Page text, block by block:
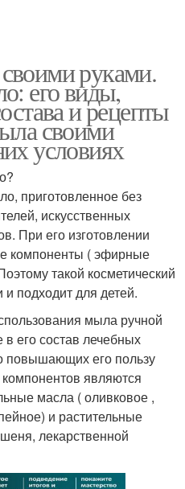
руками.
его виды,
и рецепты
своими
условиях
приготовленное без
искусственных
При его изготовлении
компоненты ( эфирные
такой косметический
подходит для детей.
мыла ручной
его состав лечебных
повышающих его пользу
являются
масла ( оливковое ,
и растительные
лекарственной